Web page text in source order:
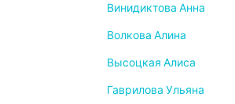
Винидиктова Анна
Волкова Алина
Высоцкая Алиса
Гаврилова Ульяна